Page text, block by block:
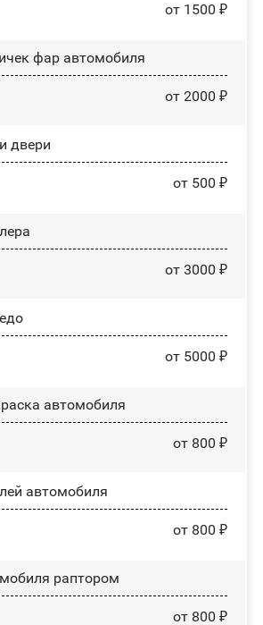
от 1500 ₽
фар автомобиля
от 2000 ₽
двери
от 500 ₽
от 3000 ₽
от 5000 ₽
автомобиля
от 800 ₽
автомобиля
от 800 ₽
раптором
от 800 ₽